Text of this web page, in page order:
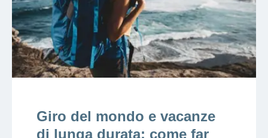
Giro del mondo e vacanze
di lunga durata: come far